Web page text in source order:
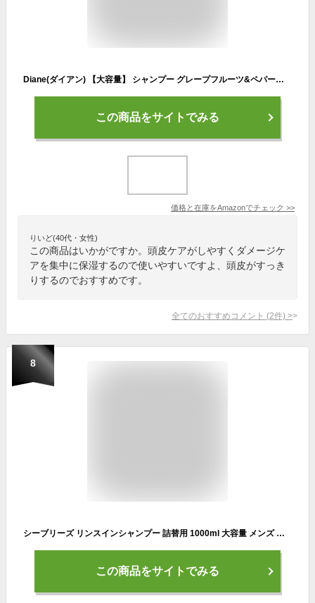
Diane(ダイアン) 【大容量】 シャンプー グレープフルーツ&ペパーミントの香り パーフェクトビューティー エクストラフレッシュ&リペア 660ml
この商品をサイトでみる
価格と在庫をAmazonでチェック >>
りいど(40代・女性)
この商品はいかがですか。頭皮ケアがしやすくダメージケ
アを集中に保湿するので使いやすいですよ、頭皮がすっき
りするのでおすすめです。
全てのおすすめコメント (2件) >
8
シーブリーズ リンスインシャンプー 詰替用 1000ml 大容量 メンズ レディース 兼用 クールタイプ スッキリ清涼感 爽快 頭皮ケア フケかゆみ対策 夏用シャンプー ヘアケア ボディソープ併用可 SEABREEZE リンスイン 液体 詰め替え用 リフィル ノンシリコン 送料無料
この商品をサイトでみる